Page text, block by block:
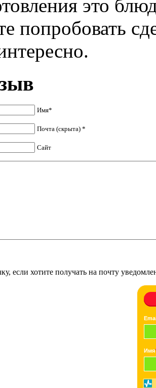
это
попробовать
Имя*
Почта (скрыта) *
Сайт
если хотите получать на почту
Имя